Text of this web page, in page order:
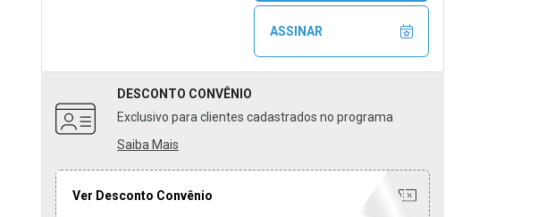
ASSINAR
DESCONTO CONVÊNIO
Exclusivo para clientes cadastrados no programa
Saiba Mais
Ver Desconto Convênio